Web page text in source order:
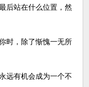
后站在什么位置，然
时，除了惭愧一无所
远有机会成为一个不